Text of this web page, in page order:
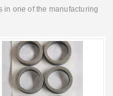
in one of the manufacturing